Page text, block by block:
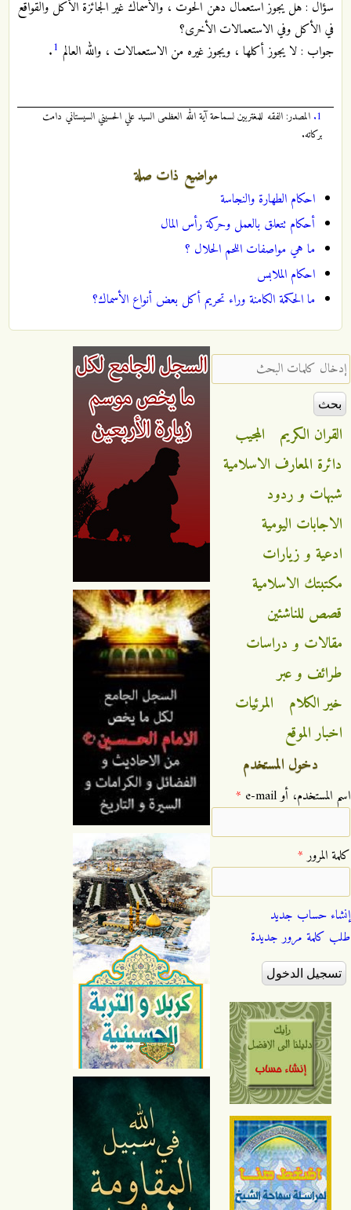
سؤال : هل يجوز استعمال دهن الحوت ، والأسماك غير الجائزة الأكل والقواقع
في الأكل وفي الاستعمالات الأخرى؟
جواب : لا يجوز أكلها ، ويجوز غيره من الاستعمالات ، والله العالم 1
.
1. المصدر: الفقه للمغتربين لسماحة آية الله العظمى السيد علي الحسيني السيستاني دامت
بركاته.
مواضيع ذات صلة
احكام الطهارة والنجاسة
أحكام تتعلق بالعمل وحركة رأس المال
ما هي مواصفات اللحم الحلال ؟
احكام الملابس
ما الحكمة الكامنة وراء تحريم أكل بعض أنواع الأسماك؟
‏إدخال كلمات البحث ‏
القران الكريم
المجيب
دائرة المعارف الاسلامية
شبهات و ردود
الاجابات اليومية
ادعية و زيارات
مكتبتك الاسلامية
قصص للناشئين
مقالات و دراسات
طرائف و عبر
خير الكلام
المرئيات
اخبار الموقع
دخول المستخدم
‏اسم المستخدم، أو e-mail ‏ *
‏كلمة المرور ‏*
إنشاء حساب جديد
طلب كلمة مرور جديدة